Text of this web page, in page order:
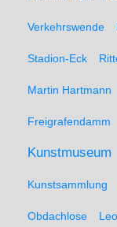
Verkehrswende
Stadion-Eck
Martin Hartmann
Freigrafendamm
Kunstmuseum
Kunstsammlung
Obdachlose